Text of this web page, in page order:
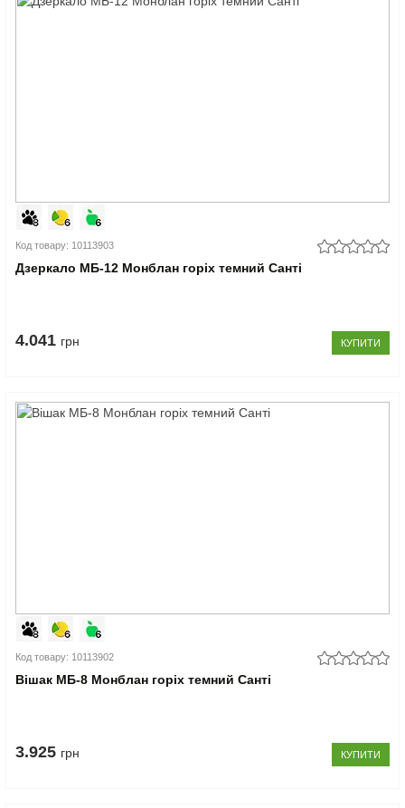
Код товару: 10113903
Дзеркало МБ-12 Монблан горіх темний Санті
4.041 грн КУПИТИ
Код товару: 10113902
Вішак МБ-8 Монблан горіх темний Санті
3.925 грн КУПИТИ